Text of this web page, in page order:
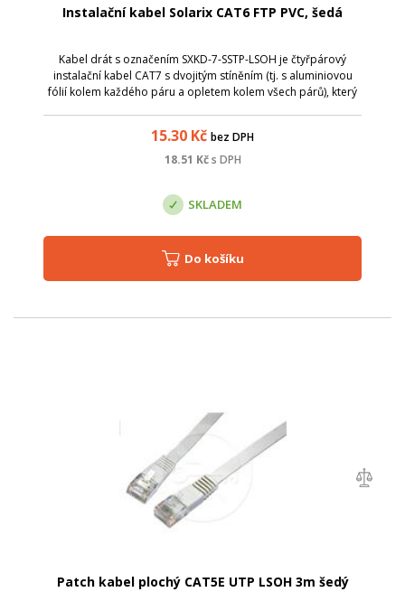
Instalační kabel Solarix CAT6 FTP PVC, šedá
Kabel drát s označením SXKD-7-SSTP-LSOH je čtyřpárový
instalační kabel CAT7 s dvojitým stíněním (tj. s aluminiovou
fólií kolem každého páru a opletem kolem všech párů), který
15.30 Kč bez DPH
18.51 Kč s DPH
SKLADEM
Do košíku
Patch kabel plochý CAT5E UTP LSOH 3m šedý